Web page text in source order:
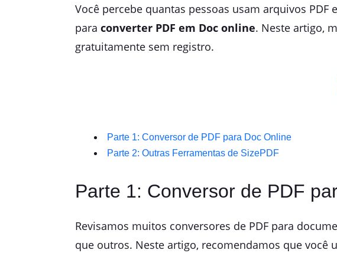
Você percebe quantas pessoas usam arquivos
para converter PDF em Doc online. Neste artigo,
gratuitamente sem registro.
Parte 1: Conversor de PDF para Doc Online
Parte 2: Outras Ferramentas de SizePDF
Parte 1: Conversor de PDF
Revisamos muitos conversores de PDF para
que outros. Neste artigo, recomendamos que você